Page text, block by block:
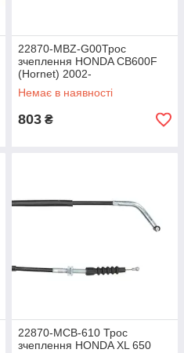
22870-MBZ-G00Трос
зчеплення HONDA CB600F
(Hornet) 2002-
Немає в наявності
803 ₴
22870-MCB-610 Трос
зчеплення HONDA XL 650